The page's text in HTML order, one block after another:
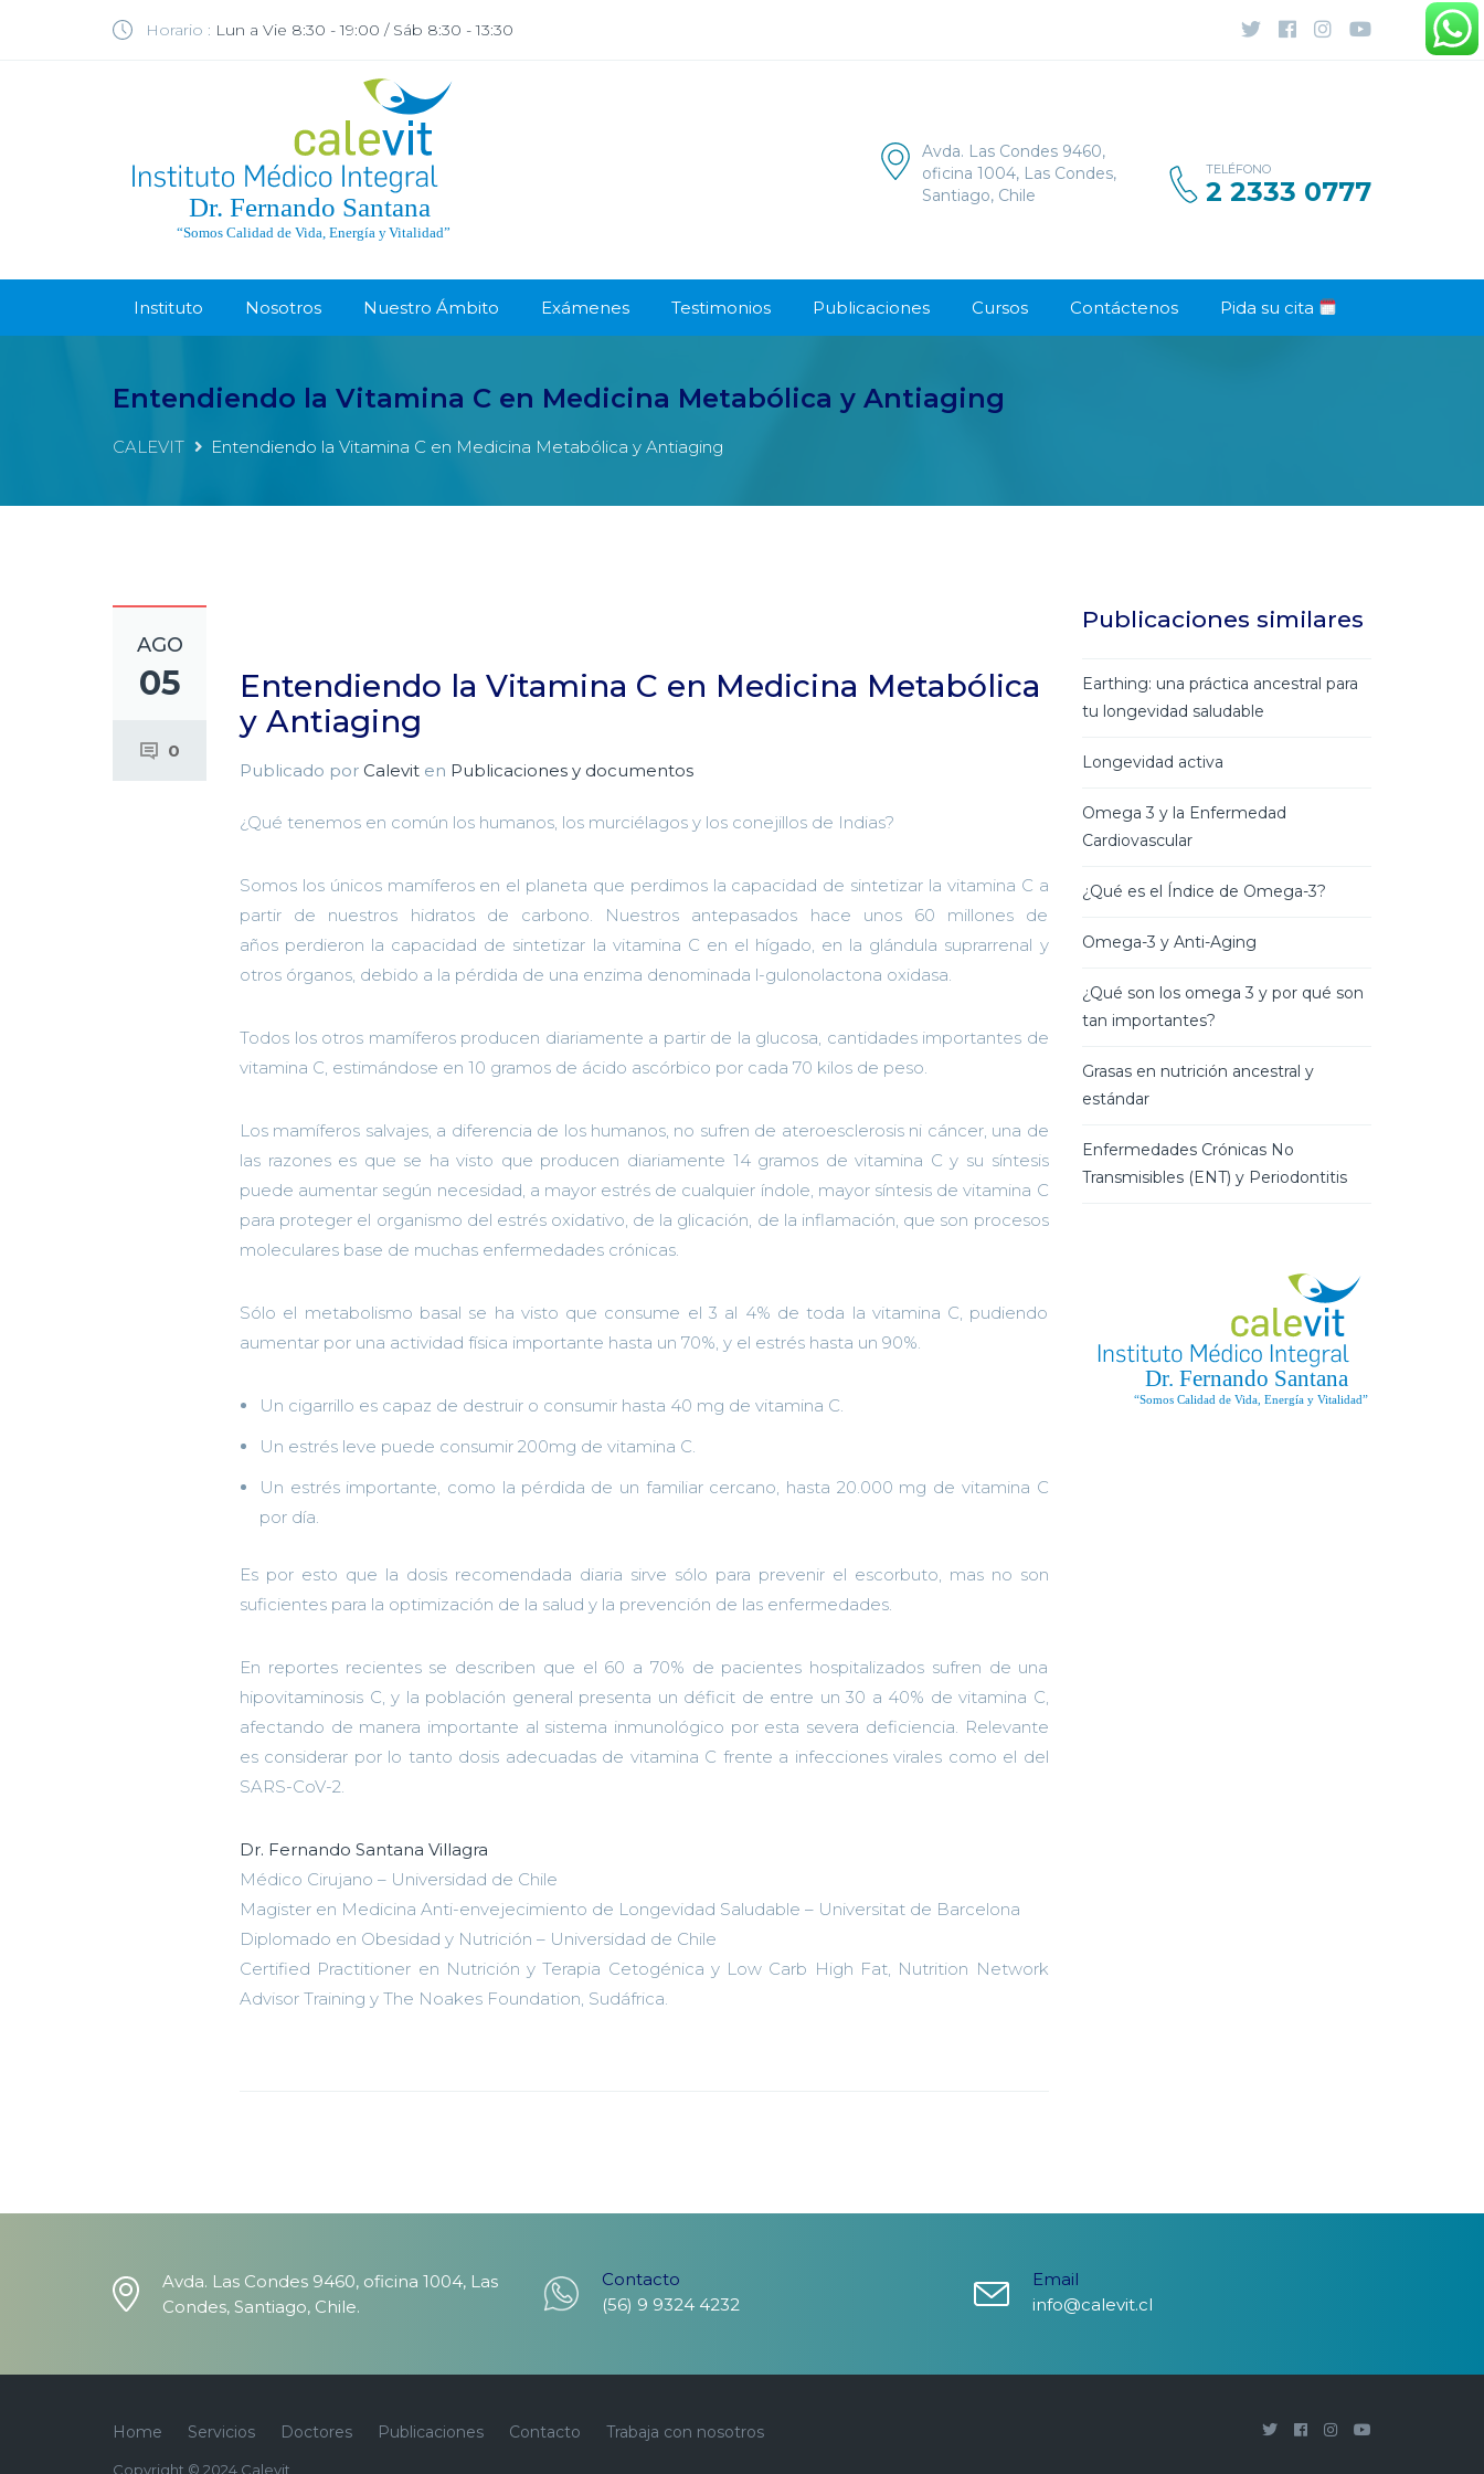
Horario : Lun a Vie 8:30 - 19:00 / Sáb 8:30 - 13:30
Avda. Las Condes 9460,
oficina 1004, Las Condes,
Santiago, Chile
TELÉFONO
2 2333 0777
Instituto Nosotros Nuestro Ámbito Exámenes Testimonios Publicaciones Cursos Contáctenos Pida su cita
Entendiendo la Vitamina C en Medicina Metabólica y Antiaging
CALEVIT Entendiendo la Vitamina C en Medicina Metabólica y Antiaging
AGO
05
0
Entendiendo la Vitamina C en Medicina Metabólica
y Antiaging
Publicado por Calevit en Publicaciones y documentos
¿Qué tenemos en común los humanos, los murciélagos y los conejillos de Indias?
Somos los únicos mamíferos en el planeta que perdimos la capacidad de sintetizar la vitamina C a
partir de nuestros hidratos de carbono. Nuestros antepasados hace unos 60 millones de
años perdieron la capacidad de sintetizar la vitamina C en el hígado, en la glándula suprarrenal y
otros órganos, debido a la pérdida de una enzima denominada l-gulonolactona oxidasa.
Todos los otros mamíferos producen diariamente a partir de la glucosa, cantidades importantes de
vitamina C, estimándose en 10 gramos de ácido ascórbico por cada 70 kilos de peso.
Los mamíferos salvajes, a diferencia de los humanos, no sufren de ateroesclerosis ni cáncer, una de
las razones es que se ha visto que producen diariamente 14 gramos de vitamina C y su síntesis
puede aumentar según necesidad, a mayor estrés de cualquier índole, mayor síntesis de vitamina C
para proteger el organismo del estrés oxidativo, de la glicación, de la inflamación, que son procesos
moleculares base de muchas enfermedades crónicas.
Sólo el metabolismo basal se ha visto que consume el 3 al 4% de toda la vitamina C, pudiendo
aumentar por una actividad física importante hasta un 70%, y el estrés hasta un 90%.
Un cigarrillo es capaz de destruir o consumir hasta 40 mg de vitamina C.
Un estrés leve puede consumir 200mg de vitamina C.
Un estrés importante, como la pérdida de un familiar cercano, hasta 20.000 mg de vitamina C
por día.
Es por esto que la dosis recomendada diaria sirve sólo para prevenir el escorbuto, mas no son
suficientes para la optimización de la salud y la prevención de las enfermedades.
En reportes recientes se describen que el 60 a 70% de pacientes hospitalizados sufren de una
hipovitaminosis C, y la población general presenta un déficit de entre un 30 a 40% de vitamina C,
afectando de manera importante al sistema inmunológico por esta severa deficiencia. Relevante
es considerar por lo tanto dosis adecuadas de vitamina C frente a infecciones virales como el del
SARS-CoV-2
Dr. Fernando Santana Villagra
Médico Cirujano – Universidad de Chile
Magister en Medicina Anti-envejecimiento de Longevidad Saludable – Universitat de Barcelona
Diplomado en Obesidad y Nutrición – Universidad de Chile
Certified Practitioner en Nutrición y Terapia Cetogénica y Low Carb High Fat, Nutrition Network
Advisor Training y The Noakes Foundation, Sudáfrica.
Publicaciones similares
Earthing: una práctica ancestral para
tu longevidad saludable
Longevidad activa
Omega 3 y la Enfermedad
Cardiovascular
¿Qué es el Índice de Omega-3?
Omega-3 y Anti-Aging
¿Qué son los omega 3 y por qué son
tan importantes?
Grasas en nutrición ancestral y
estándar
Enfermedades Crónicas No
Transmisibles (ENT) y Periodontitis
Avda. Las Condes 9460, oficina 1004, Las
Condes, Santiago, Chile.
Contacto
(56) 9 9324 4232
Email
info@calevit.cl
Home Servicios Doctores Publicaciones Contacto Trabaja con nosotros
Copyright © 2024 Calevit